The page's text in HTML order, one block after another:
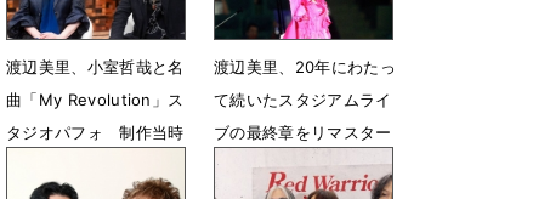
渡辺美里、小室哲哉と名
曲「My Revolution」ス
タジオパフォ 制作当時
渡辺美里、20年にわたっ
て続いたスタジアムライ
ブの最終章をリマスター
版で放送